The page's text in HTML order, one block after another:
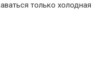
только холодная